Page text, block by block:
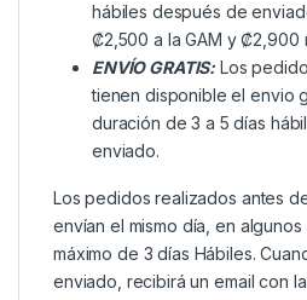
hábiles después de
₡2,500 a la GAM y ₡2,900
ENVÍO GRATIS: Los
tienen disponible el envio
duración de 3 a 5 días
enviado.
Los pedidos realizados antes
envían el mismo día, en
máximo de 3 días Hábiles.
enviado, recibirá un email con